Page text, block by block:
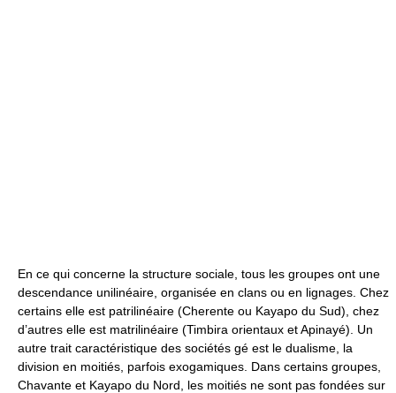
En ce qui concerne la structure sociale, tous les groupes ont une
descendance unilinéaire, organisée en clans ou en lignages. Chez
certains elle est patrilinéaire (Cherente ou Kayapo du Sud), chez
d’autres elle est matrilinéaire (Timbira orientaux et Apinayé). Un
autre trait caractéristique des sociétés gé est le dualisme, la
division en moitiés, parfois exogamiques. Dans certains groupes,
Chavante et Kayapo du Nord, les moitiés ne sont pas fondées sur